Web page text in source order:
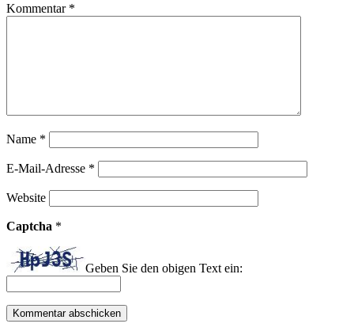
Kommentar *
Name *
E-Mail-Adresse *
Website
Captcha *
Geben Sie den obigen Text ein: